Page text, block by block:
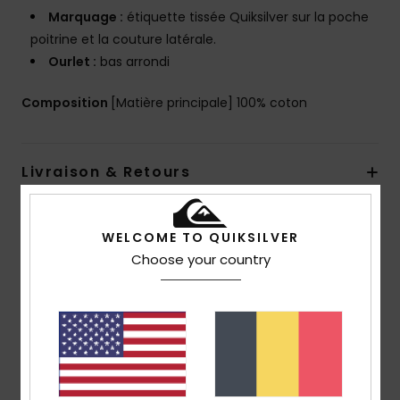
Marquage : étiquette tissée Quiksilver sur la poche
poitrine et la couture latérale.
Ourlet : bas arrondi
Composition [Matière principale] 100% coton
Livraison & Retours
Avis clients
Note moyenne
4.0
WELCOME TO QUIKSILVER
Choose your country